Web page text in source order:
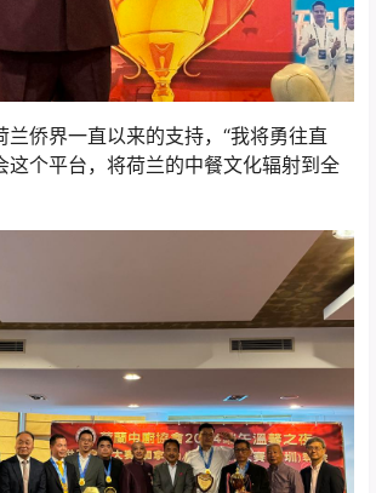
兰侨界一直以来的支持，“我将勇往直
个平台，将荷兰的中餐文化辐射到全